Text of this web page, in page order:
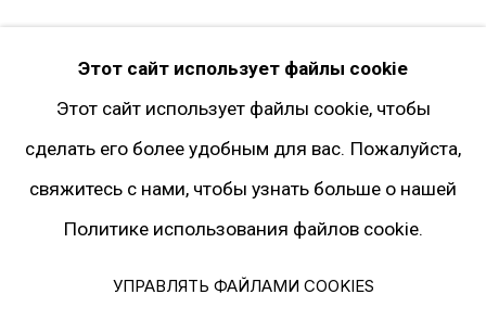
* принадлежит компании Meta, признанной
экстремистской и запрещённой на территории
РФ
Политика конфиденциальности
Этот сайт использует файлы cookie
Этот сайт использует файлы cookie, чтобы
сделать его более удобным для вас. Пожалуйста,
свяжитесь с нами, чтобы узнать больше о нашей
Политике использования файлов cookie.
УПРАВЛЯТЬ ФАЙЛАМИ COOKIES